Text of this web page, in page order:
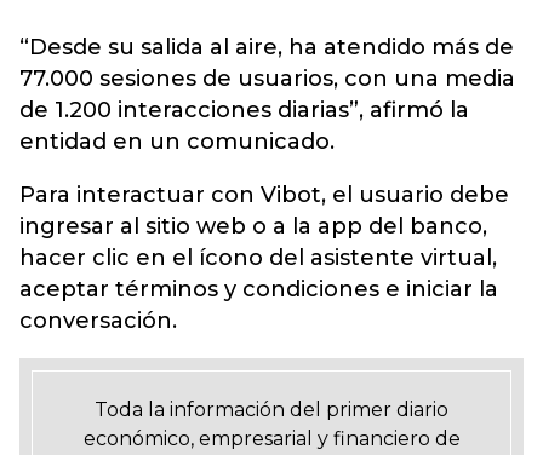
“Desde su salida al aire, ha atendido más de
77.000 sesiones de usuarios, con una media
de 1.200 interacciones diarias”, afirmó la
entidad en un comunicado.
Para interactuar con Vibot, el usuario debe
ingresar al sitio web o a la app del banco,
hacer clic en el ícono del asistente virtual,
aceptar términos y condiciones e iniciar la
conversación.
Toda la información del primer diario
económico, empresarial y financiero de